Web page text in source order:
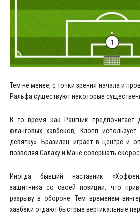
Тем не менее, с точки зрения начала и
Ральфа существуют некоторые
В то время как Рангник предпочитает
фланговых хавбеков, Клопп
девятку». Бразилец играет в центре и
позволяя Салаху и Мане совершать
Иногда бывший наставник
защитника со своей позиции, что
разрыву в обороне. Тем временем
хавбеки отдают быстрые вертикальные